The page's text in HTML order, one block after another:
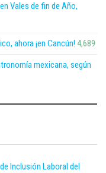
Vales de fin de Año,
ahora ¡en Cancún! 4,689
mexicana, según
Inclusión Laboral del